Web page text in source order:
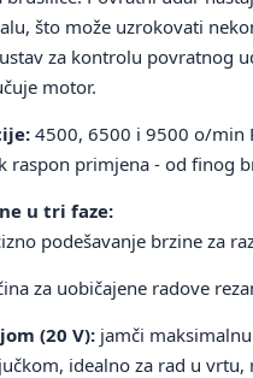
što može uzrokovati
za kontrolu povratnog
motor.
4500, 6500 i 9500 o/min
raspon primjena - od finog
u tri faze:
podešavanje brzine za
za uobičajene radove
(20 V):jamči
idealno za rad u vrtu,